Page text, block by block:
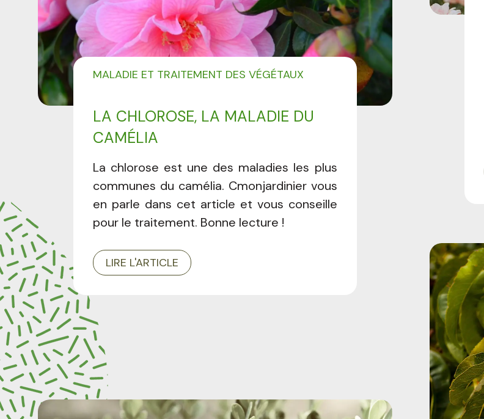
LA CHLOROSE, LA MALADIE DU
CAMÉLIA
MALADIE ET TRAITEMENT DES VÉGÉTAUX
La chlorose est une des maladies les plus
communes du camélia. Cmonjardinier vous
en parle dans cet article et vous conseille
pour le traitement. Bonne lecture !
LIRE L'ARTICLE